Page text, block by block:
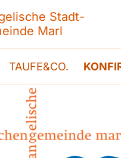
Stadt-
Marl
TAUFE&CO.